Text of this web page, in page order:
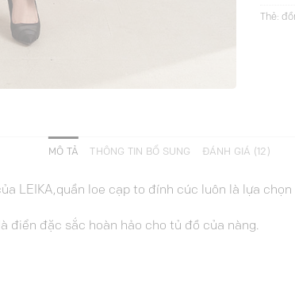
Thẻ:
MÔ TẢ THÔNG TIN BỔ SUNG ĐÁNH GIÁ (12)
LEIKA,quần loe cạp to đính cúc luôn là lựa
điển đặc sắc hoàn hảo cho tủ đồ của nàng.